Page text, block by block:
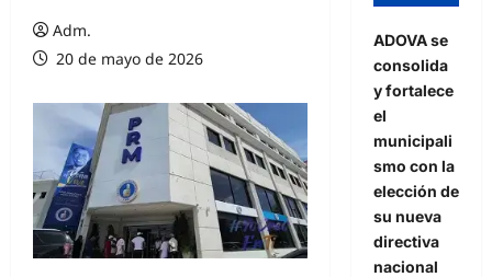
Adm.
20 de mayo de 2026
ADOVA se
consolida
y fortalece
el
municipali
smo con la
elección de
su nueva
directiva
nacional